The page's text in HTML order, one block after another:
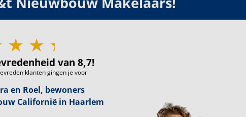
van 8,7!
klanten gingen je voor
en Roel, bewoners
Californië in Haarlem